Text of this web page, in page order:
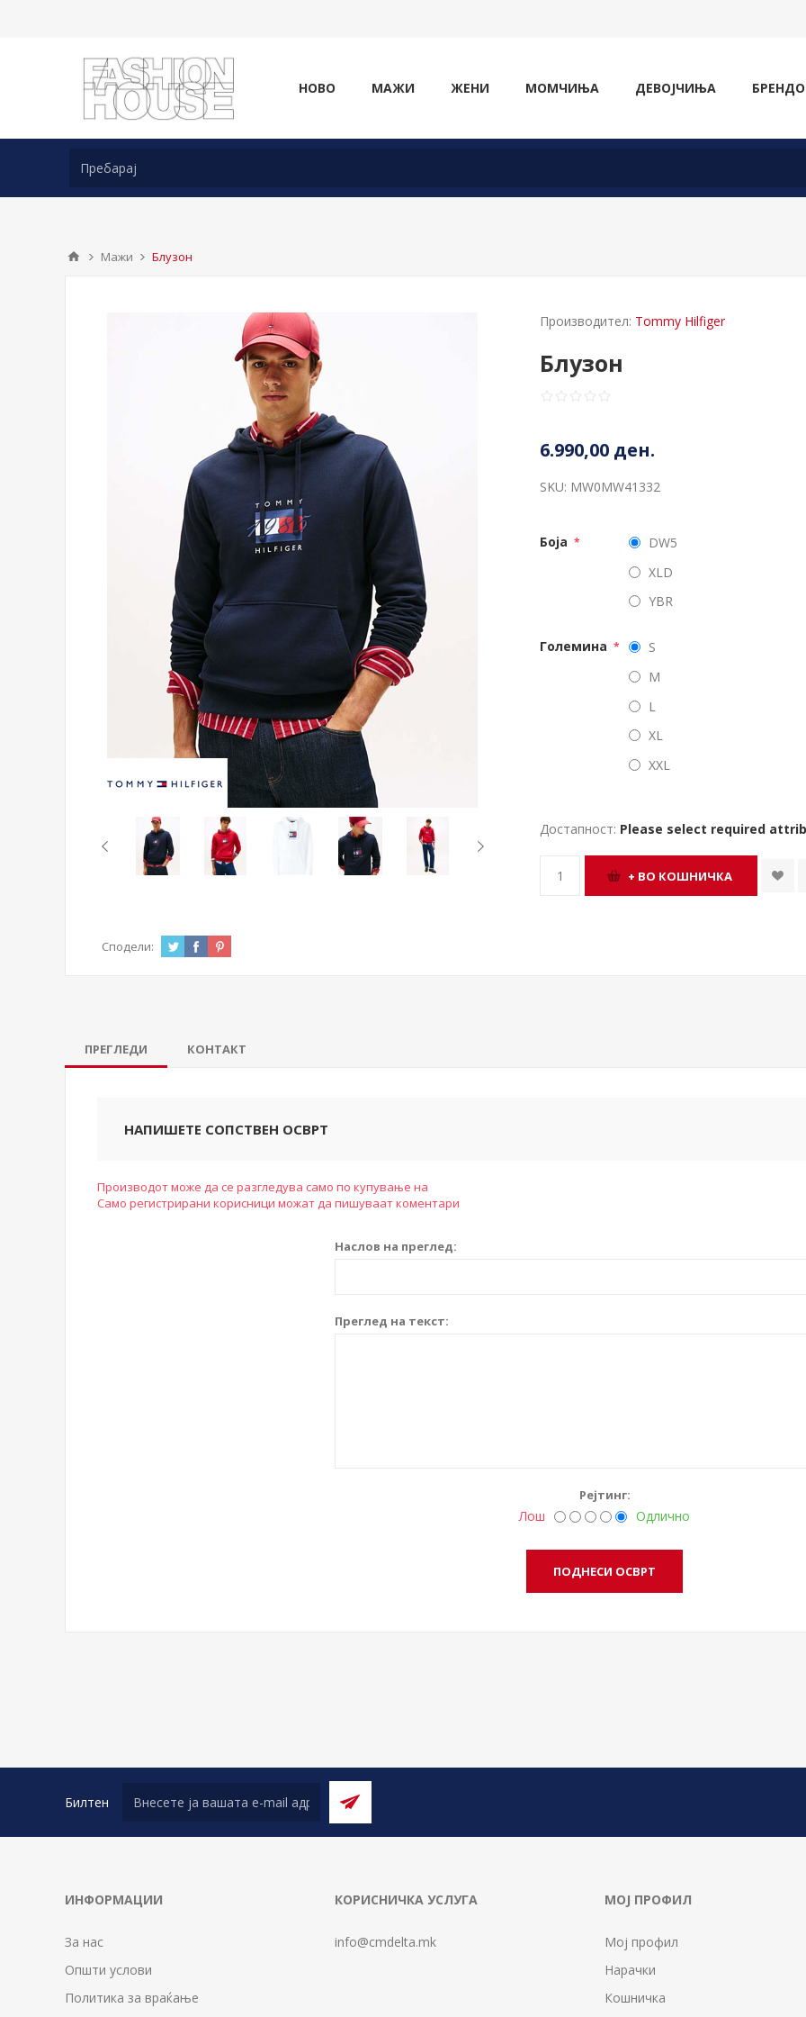
НОВО МАЖИ ЖЕНИ МОМЧИЊА ДЕВОЈЧИЊА
Мажи Блузон
Производител: Tommy Hilfiger
Блузон
6.990,00 ден.
SKU: MW0MW41332
Боја *
DW5
XLD
YBR
Големина *
S
M
L
XL
XXL
Достапност: Please select required
Сподели:
ПРЕГЛЕДИ КОНТАКТ
НАПИШЕТЕ СОПСТВЕН ОСВРТ
Производот може да се разгледува само по купување на
Само регистрирани корисници можат да пишуваат коментари
Наслов на преглед:
Преглед на текст:
Рејтинг:
Лош Одлично
Билтен
ИНФОРМАЦИИ
За нас
Општи услови
Политика за враќање
КОРИСНИЧКА УСЛУГА
info@cmdelta.mk
МОЈ ПРОФИЛ
Мој профил
Нарачки
Кошничка